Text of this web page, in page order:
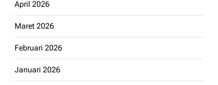
April 2026
Maret 2026
Februari 2026
Januari 2026